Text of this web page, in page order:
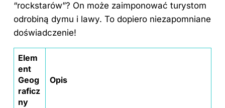
“rockstarów”? On może zaimponować turystom
odrobiną dymu i lawy. To dopiero niezapomniane
doświadczenie!
Elem
ent
Geog
raficz
ny
Opis